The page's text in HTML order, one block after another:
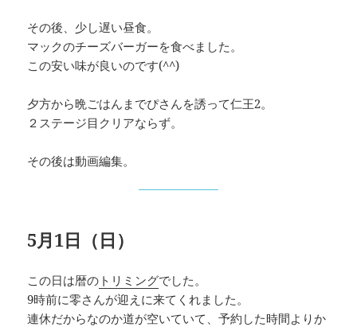
その後、少し遅い昼食。
マックのチーズバーガーを食べました。
この安い味が良いのです(^^)
夕方から晩ごはんまでぴさんを誘って仁王2。
２ステージ目クリアならず。
その後は動画編集。
5月1日（日）
この日は暦の トリミングでした。
9時前に零さんが迎えに来てくれました。
連休だからなのか道が空いていて、予約した時間よりか